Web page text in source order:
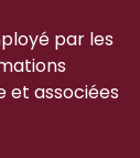
par les
et associées